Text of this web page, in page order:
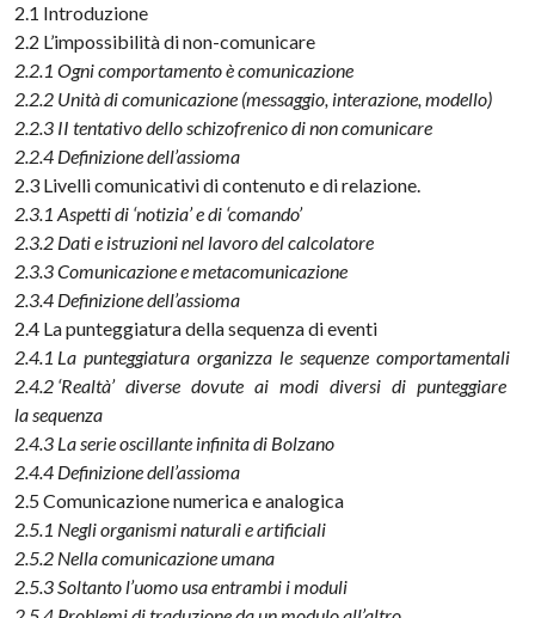
2.1 Introduzione
2.2 L’impossibilità di non-comunicare
2.2.1 Ogni comportamento è comunicazione
2.2.2 Unità di comunicazione (messaggio, interazione, modello)
2.2.3 II tentativo dello schizofrenico di non comunicare
2.2.4 Definizione dell’assioma
2.3 Livelli comunicativi di contenuto e di relazione.
2.3.1 Aspetti di ‘notizia’ e di ‘comando’
2.3.2 Dati e istruzioni nel lavoro del calcolatore
2.3.3 Comunicazione e metacomunicazione
2.3.4 Definizione dell’assioma
2.4 La punteggiatura della sequenza di eventi
2.4.1 La punteggiatura organizza le sequenze comportamentali
2.4.2 ‘Realtà’ diverse dovute ai modi diversi di punteggiare
la sequenza
2.4.3 La serie oscillante infinita di Bolzano
2.4.4 Definizione dell’assioma
2.5 Comunicazione numerica e analogica
2.5.1 Negli organismi naturali e artificiali
2.5.2 Nella comunicazione umana
2.5.3 Soltanto l’uomo usa entrambi i moduli